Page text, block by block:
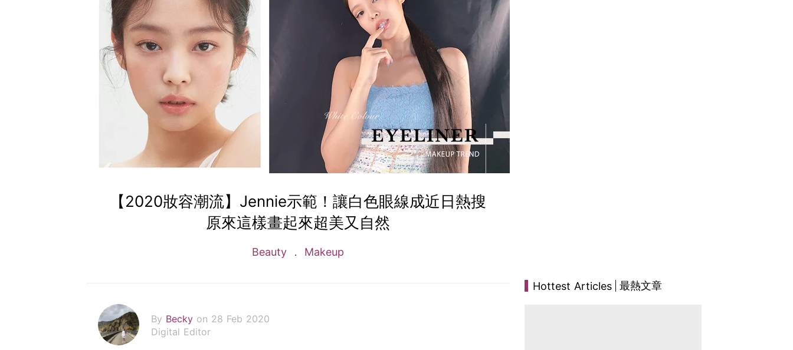
【2020妝容潮流】Jennie示範！讓白色眼線成近日熱搜
原來這樣畫起來超美又自然
Beauty Makeup
By Becky on 28 Feb 2020
Digital Editor
Hottest Articles 最熱文章